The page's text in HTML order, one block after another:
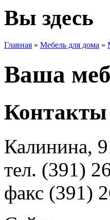
Вы здесь
Главная » Мебель для дома »
Ваша
Контакты
Калинина,
тел. (391)
факс (391)